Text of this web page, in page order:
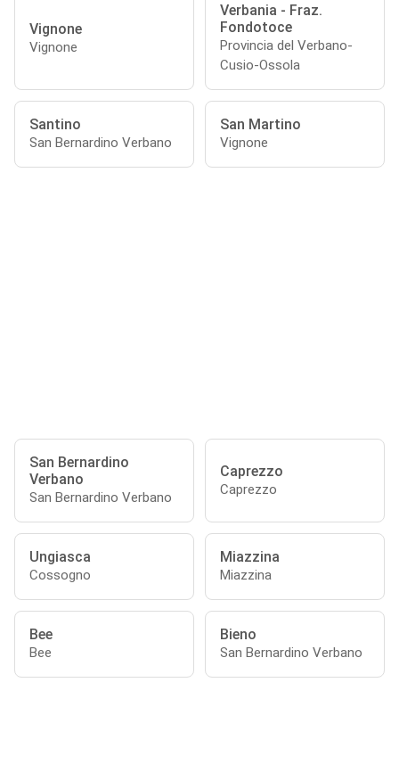
Vignone
Vignone
Verbania - Fraz.
Fondotoce
Provincia del Verbano-
Cusio-Ossola
Santino
San Bernardino Verbano
San Martino
Vignone
San Bernardino
Verbano
San Bernardino Verbano
Caprezzo
Caprezzo
Ungiasca
Cossogno
Miazzina
Miazzina
Bee
Bee
Bieno
San Bernardino Verbano